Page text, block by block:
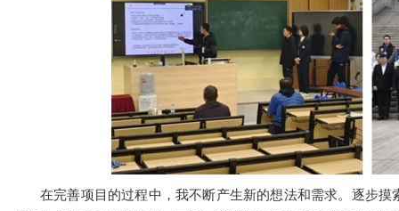
在完善项目的过程中，我不断产生新的想法和需求。逐步